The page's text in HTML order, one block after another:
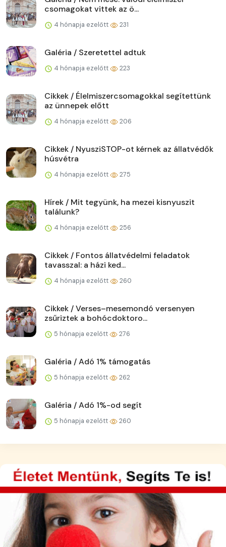
csomagokat vittek az ö...
4 hónapja ezelőtt 231
Galéria / Szeretettel adtuk
4 hónapja ezelőtt 223
Cikkek / Élelmiszercsomagokkal segítettünk
az ünnepek előtt
4 hónapja ezelőtt 206
Cikkek / NyusziSTOP-ot kérnek az állatvédők
húsvétra
4 hónapja ezelőtt 275
Hírek / Mit tegyünk, ha mezei kisnyuszit
találunk?
4 hónapja ezelőtt 256
Cikkek / Fontos állatvédelmi feladatok
tavasszal: a házi ked...
4 hónapja ezelőtt 260
Cikkek / Verses–mesemondó versenyen
zsűriztek a bohócdoktoro...
5 hónapja ezelőtt 276
Galéria / Adó 1% támogatás
5 hónapja ezelőtt 262
Galéria / Adó 1%-od segít
5 hónapja ezelőtt 260